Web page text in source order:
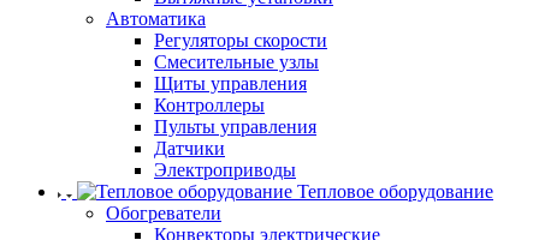
Автоматика
Регуляторы скорости
Смесительные узлы
Щиты управления
Контроллеры
Пульты управления
Датчики
Электроприводы
Тепловое оборудование
Обогреватели
Конвекторы электрические